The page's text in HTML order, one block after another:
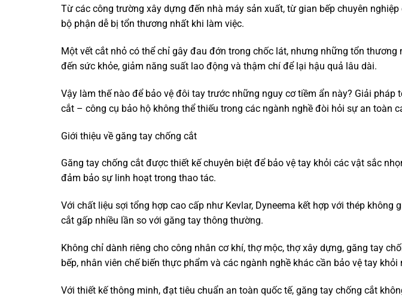
Từ các công trường xây dựng đến nhà máy sản xuất, từ gian bếp chuyên
bộ phận dễ bị tổn thương nhất khi làm việc.
Một vết cắt nhỏ có thể chỉ gây đau đớn trong chốc lát, nhưng những tổn thương
đến sức khỏe, giảm năng suất lao động và thậm chí để lại hậu quả lâu dài.
Vậy làm thế nào để bảo vệ đôi tay trước những nguy cơ tiềm ẩn này? Giải
cắt – công cụ bảo hộ không thể thiếu trong các ngành nghề đòi hỏi sự an toàn
Giới thiệu về găng tay chống cắt
Găng tay chống cắt được thiết kế chuyên biệt để bảo vệ tay khỏi các vật sắc
đảm bảo sự linh hoạt trong thao tác.
Với chất liệu sợi tổng hợp cao cấp như Kevlar, Dyneema kết hợp với thép không
cắt gấp nhiều lần so với găng tay thông thường.
Không chỉ dành riêng cho công nhân cơ khí, thợ mộc, thợ xây dựng, găng tay
bếp, nhân viên chế biến thực phẩm và các ngành nghề khác cần bảo vệ tay
Với thiết kế thông minh, đạt tiêu chuẩn an toàn quốc tế, găng tay chống cắt